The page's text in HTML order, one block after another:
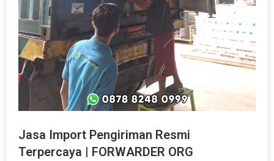
Jasa Import Pengiriman Resmi
Terpercaya | FORWARDER ORG